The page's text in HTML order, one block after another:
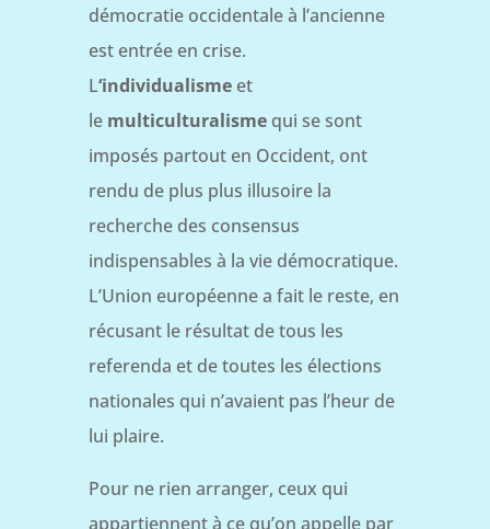
démocratie occidentale à l’ancienne
est entrée en crise.
L‘individualismeet
le multiculturalismequi se sont
imposés partout en Occident, ont
rendu de plus plus illusoire la
recherche des consensus
indispensables à la vie démocratique.
L’Union européenne a fait le reste, en
récusant le résultat de tous les
referenda et de toutes les élections
nationales qui n’avaient pas l’heur de
lui plaire.
Pour ne rien arranger, ceux qui
appartiennent à ce qu’on appelle par